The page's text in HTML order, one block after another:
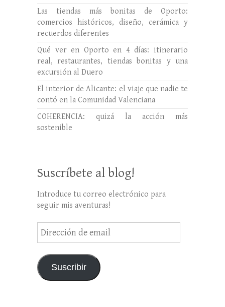
Las tiendas más bonitas de Oporto:
comercios históricos, diseño, cerámica y
recuerdos diferentes
Qué ver en Oporto en 4 días: itinerario
real, restaurantes, tiendas bonitas y una
excursión al Duero
El interior de Alicante: el viaje que nadie te
contó en la Comunidad Valenciana
COHERENCIA: quizá la acción más
sostenible
Suscríbete al blog!
Introduce tu correo electrónico para
seguir mis aventuras!
Dirección
de
Suscribir